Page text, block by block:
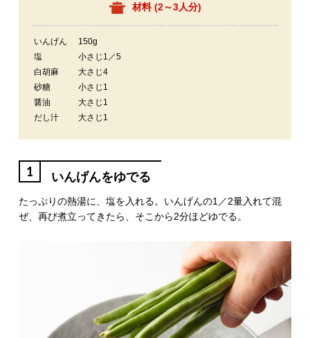
材料 (2～3人分)
いんげん
150g
塩
小さじ1／5
白胡麻
大さじ4
砂糖
小さじ1
醤油
大さじ1
だし汁
大さじ1
1 いんげんをゆでる
たっぷりの熱湯に、塩を入れる。いんげんの1／2量入れて混
ぜ、再び煮立ってきたら、そこから2分ほどゆでる。